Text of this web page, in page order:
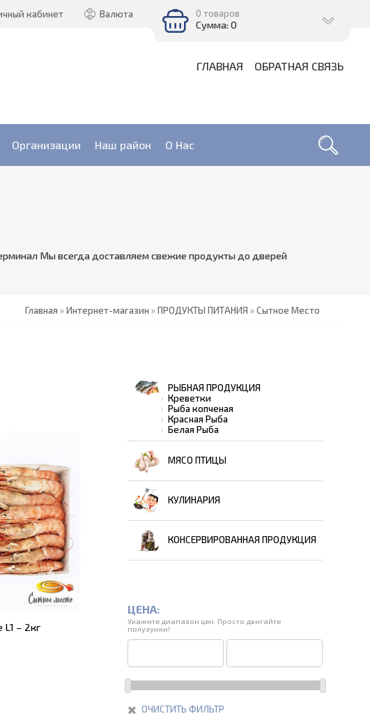
кабинет Валюта 0 товаров
Сумма: 0
ГЛАВНАЯ ОБРАТНАЯ СВЯЗЬ
Организации Наш район О Нас
Мы всегда доставляем свежие продукты до дверей
Главная »Интернет-магазин »ПРОДУКТЫ ПИТАНИЯ »Сытное Место
L1 – 2кг
РЫБНАЯ ПРОДУКЦИЯ
Креветки
Рыба копченая
Красная Рыба
Белая Рыба
МЯСО ПТИЦЫ
КУЛИНАРИЯ
КОНСЕРВИРОВАННАЯ ПРОДУКЦИЯ
ЦЕНА:
Укажите диапазон цен. Просто двигайте
полузунки!
ОЧИСТИТЬ ФИЛЬТР